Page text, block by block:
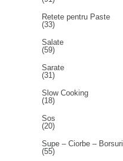
Retete pentru Paste
(33)
Salate
(59)
Sarate
(31)
Slow Cooking
(18)
Sos
(20)
Supe – Ciorbe – Borsuri
(55)